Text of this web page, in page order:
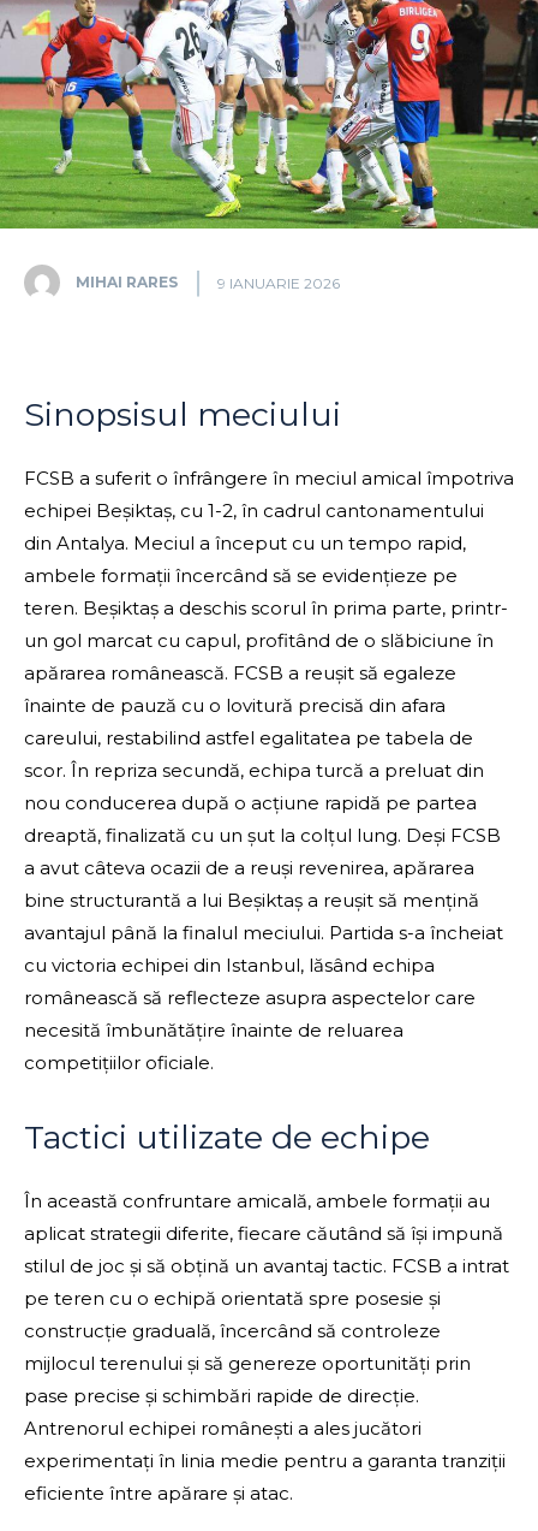
MIHAI RARES 9 IANUARIE 2026
Sinopsisul meciului
FCSB a suferit o înfrângere în meciul amical împotriva
echipei Beșiktaș, cu 1-2, în cadrul cantonamentului
din Antalya. Meciul a început cu un tempo rapid,
ambele formații încercând să se evidențieze pe
teren. Beșiktaș a deschis scorul în prima parte, printr-
un gol marcat cu capul, profitând de o slăbiciune în
apărarea românească. FCSB a reușit să egaleze
înainte de pauză cu o lovitură precisă din afara
careului, restabilind astfel egalitatea pe tabela de
scor. În repriza secundă, echipa turcă a preluat din
nou conducerea după o acțiune rapidă pe partea
dreaptă, finalizată cu un șut la colțul lung. Deși FCSB
a avut câteva ocazii de a reuși revenirea, apărarea
bine structurantă a lui Beșiktaș a reușit să mențină
avantajul până la finalul meciului. Partida s-a încheiat
cu victoria echipei din Istanbul, lăsând echipa
românească să reflecteze asupra aspectelor care
necesită îmbunătățire înainte de reluarea
competițiilor oficiale.
Tactici utilizate de echipe
În această confruntare amicală, ambele formații au
aplicat strategii diferite, fiecare căutând să își impună
stilul de joc și să obțină un avantaj tactic. FCSB a intrat
pe teren cu o echipă orientată spre posesie și
construcție graduală, încercând să controleze
mijlocul terenului și să genereze oportunități prin
pase precise și schimbări rapide de direcție.
Antrenorul echipei românești a ales jucători
experimentați în linia medie pentru a garanta tranziții
eficiente între apărare și atac.